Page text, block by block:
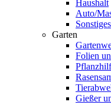
Haushalt
Auto/
Sonstiges
Garten
Folien
Gießer